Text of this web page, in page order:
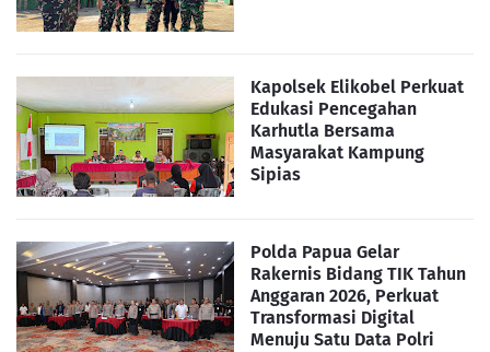
Kapolsek Elikobel Perkuat
Edukasi Pencegahan
Karhutla Bersama
Masyarakat Kampung
Sipias
Polda Papua Gelar
Rakernis Bidang TIK Tahun
Anggaran 2026, Perkuat
Transformasi Digital
Menuju Satu Data Polri